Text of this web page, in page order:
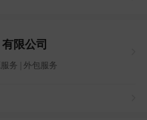
限公司
务 外包服务